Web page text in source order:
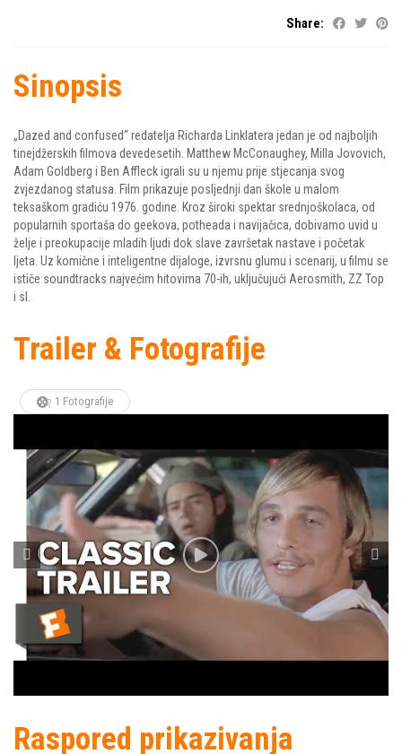
Share:
Sinopsis
„Dazed and confused“ redatelja Richarda Linklatera jedan je od najboljih
tinejdžerskih filmova devedesetih. Matthew McConaughey, Milla Jovovich,
Adam Goldberg i Ben Affleck igrali su u njemu prije stjecanja svog
zvjezdanog statusa. Film prikazuje posljednji dan škole u malom
teksaškom gradiću 1976. godine. Kroz široki spektar srednjoškolaca, od
popularnih sportaša do geekova, potheada i navijačica, dobivamo uvid u
želje i preokupacije mladih ljudi dok slave završetak nastave i početak
ljeta. Uz komične i inteligentne dijaloge, izvrsnu glumu i scenarij, u filmu se
ističe soundtracks najvećim hitovima 70-ih, uključujući Aerosmith, ZZ Top
i sl.
Trailer & Fotografije
1 Fotografije
Raspored prikazivanja